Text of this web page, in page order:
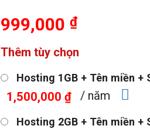
999,000 ₫
Thêm tùy chọn
Hosting 1GB + Tên miền
1,500,000 ₫ / năm
Hosting 2GB + Tên miền